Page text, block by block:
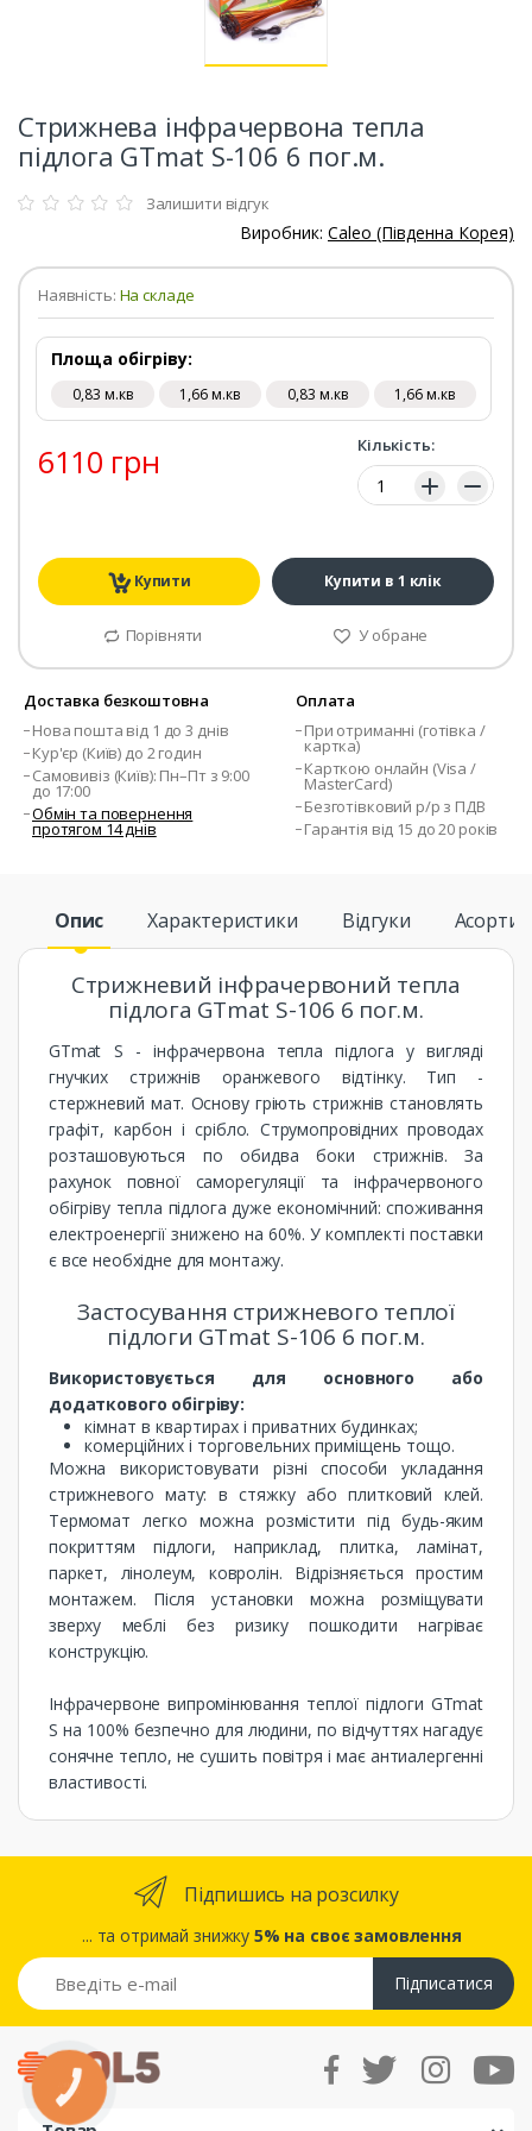
Стрижнева інфрачервона тепла
підлога GTmat S-106 6 пог.м.
Залишити відгук
Виробник: Caleo (Південна Корея)
Наявність: На складе
Площа обігріву:
0,83 м.кв 1,66 м.кв 0,83 м.кв 1,66 м.кв
6110 грн Кількість:
Кількість:
Купити Купити в 1 клік
Порівняти У обране
Доставка безкоштовна
Нова пошта від 1 до 3 днів
Кур'єр (Київ) до 2 годин
Самовивіз (Київ): Пн–Пт з 9:00
до 17:00
Обмін та повернення
протягом 14 днів
Оплата
При отриманні (готівка /
картка)
Карткою онлайн (Visa /
MasterCard)
Безготівковий р/р з ПДВ
Гарантія від 15 до 20 років
Опис Характеристики Відгуки
Стрижневий інфрачервоний тепла
підлога GTmat S-106 6 пог.м.
GTmat S - інфрачервона тепла підлога у вигляді
гнучких стрижнів оранжевого відтінку. Тип -
стержневий мат. Основу гріють стрижнів становлять
графіт, карбон і срібло. Струмопровідних проводах
розташовуються по обидва боки стрижнів. За
рахунок повної саморегуляції та інфрачервоного
обігріву тепла підлога дуже економічний: споживання
електроенергії знижено на 60%. У комплекті поставки
є все необхідне для монтажу.
Застосування стрижневого теплої
підлоги GTmat S-106 6 пог.м.
Використовується для основного або
додаткового обігріву:
кімнат в квартирах і приватних будинках;
комерційних і торговельних приміщень тощо.
Можна використовувати різні способи укладання
стрижневого мату: в стяжку або плитковий клей.
Термомат легко можна розмістити під будь-яким
покриттям підлоги, наприклад, плитка, ламінат,
паркет, лінолеум, ковролін. Відрізняється простим
монтажем. Після установки можна розміщувати
зверху меблі без ризику пошкодити нагріває
конструкцію.
Інфрачервоне випромінювання теплої підлоги GTmat
S на 100% безпечно для людини, по відчуттях нагадує
сонячне тепло, не сушить повітря і має антиалергенні
властивості.
Підпишись на розсилку
... та отримай знижку 5% на своє замовлення
Підписатися
КНОПКА
ЗВ'ЯЗКУ